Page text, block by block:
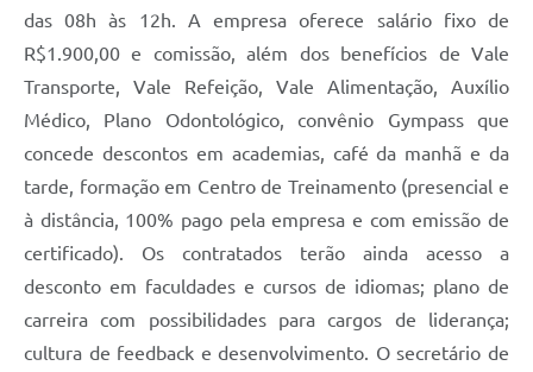
das 08h às 12h. A empresa oferece salário fixo de
R$1.900,00 e comissão, além dos benefícios de Vale
Transporte, Vale Refeição, Vale Alimentação, Auxílio
Médico, Plano Odontológico, convênio Gympass que
concede descontos em academias, café da manhã e da
tarde, formação em Centro de Treinamento (presencial e
à distância, 100% pago pela empresa e com emissão de
certificado). Os contratados terão ainda acesso a
desconto em faculdades e cursos de idiomas; plano de
carreira com possibilidades para cargos de liderança;
cultura de feedback e desenvolvimento. O secretário de